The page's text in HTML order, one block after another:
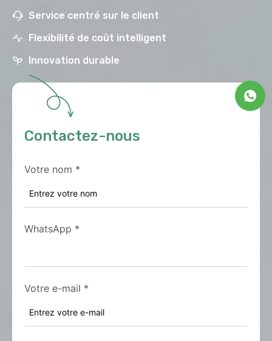
Service centré sur le client
Flexibilité de coût intelligent
Innovation durable
Contactez-nous
Votre nom *
WhatsApp *
Votre e-mail *